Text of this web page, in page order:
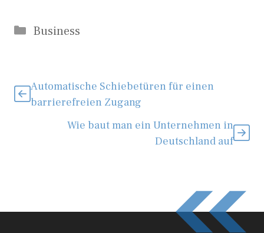
Kategorien
Business
Automatische Schiebetüren für einen
barrierefreien Zugang
Wie baut man ein Unternehmen in
Deutschland auf